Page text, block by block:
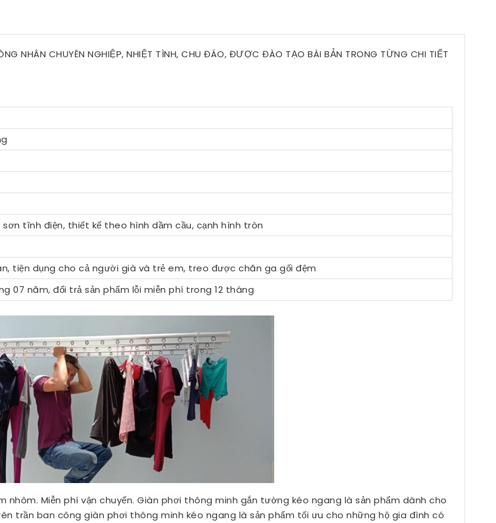
NHÂN CHUYÊN NGHIỆP, NHIỆT TÌNH, CHU ĐÁO, ĐƯỢC ĐÀO TẠO BÀI BẢN TRONG TỪNG CHI TIẾT
sơn tĩnh điện, thiết kế theo hình dầm cầu, cạnh hình tròn
tiện dụng cho cả người già và trẻ em, treo được chăn ga gối đệm
07 năm, đổi trả sản phẩm lỗi miễn phí trong 12 tháng
nhôm. Miễn phí vận chuyển. Giàn phơi thông minh gắn tường kéo ngang là sản phẩm dành cho
trần ban công giàn phơi thông minh kéo ngang là sản phẩm tối ưu cho những hộ gia đình có